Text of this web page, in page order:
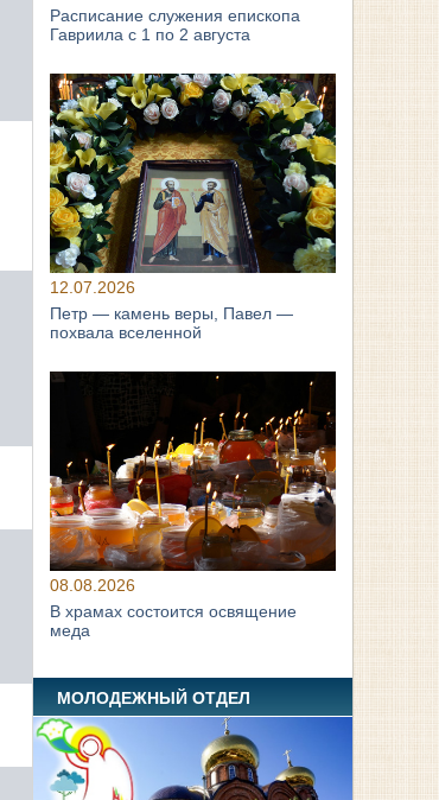
Расписание служения епископа
Гавриила с 1 по 2 августа
12.07.2026
Петр — камень веры, Павел —
похвала вселенной
08.08.2026
В храмах состоится освящение
меда
МОЛОДЕЖНЫЙ ОТДЕЛ